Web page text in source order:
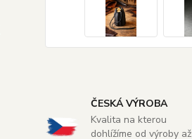
ČESKÁ VÝROBA
Kvalita na kterou
dohlížíme od výroby až